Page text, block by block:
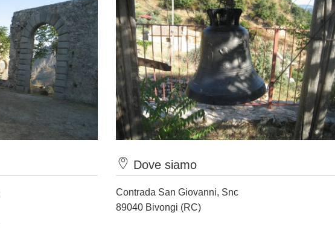
Dove siamo
Contrada San Giovanni, Snc
89040 Bivongi (RC)